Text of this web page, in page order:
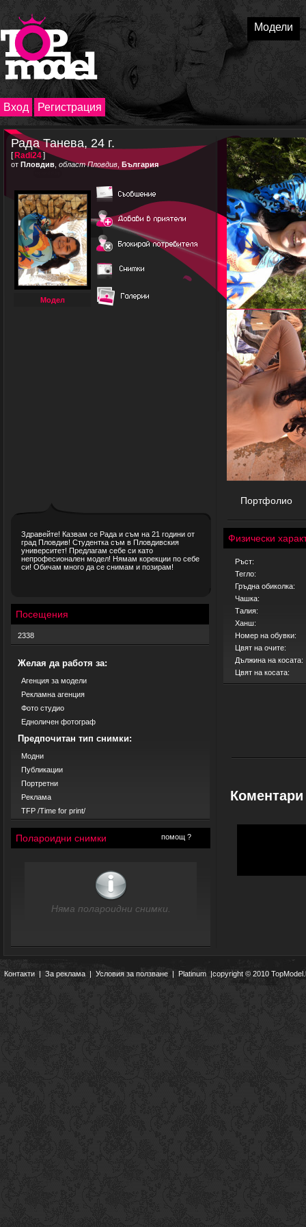
Модели
Вход Регистрация
Рада Танева, 24 г.
[ Radi24]
от Пловдив област Пловдив България
Модел
Здравейте! Казвам се Рада и съм на 21 години от
град Пловдив! Студентка съм в Пловдивския
университет! Предлагам себе си като
непрофесионален модел! Нямам корекции по себе
си! Обичам много да се снимам и позирам!
Посещения
2338
Желая да работя за:
Агенция за модели
Рекламна агенция
Фото студио
Едноличен фотограф
Предпочитан тип снимки:
Модни
Публикации
Портретни
Реклама
TFP /Time for print/
Полароидни снимки помощ ?
Няма полароидни снимки.
Портфолио
Физически
Ръст:
Тегло:
Гръдна обиколка:
Чашка:
Талия:
Ханш:
Номер на обувки:
Цвят на очите:
Дължина на косата:
Цвят на косата:
Коментари
Контакти|За реклама | Условия за ползване | Platinum |copyright © 2010